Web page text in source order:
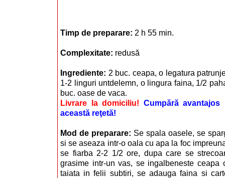
Timp de preparare: 2 h 55 min.
Complexitate: redusă
Ingrediente: 2 buc. ceapa, o legatura
1-2 linguri untdelemn, o lingura faina, 1/2
buc. oase de vaca.
Livrare la domiciliu! Cumpără avantajos
această reţetă!
Mod de preparare: Se spala oasele, se
si se aseaza intr-o oala cu apa la foc
se fiarba 2-2 1/2 ore, dupa care se
grasime intr-un vas, se ingalbeneste ceapa
taiata in felii subtiri, se adauga faina si